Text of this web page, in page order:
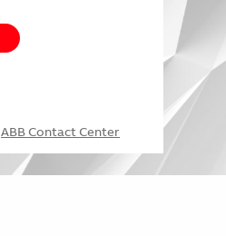
ABB Contact Center